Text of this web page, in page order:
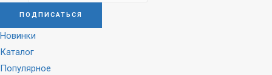
Новинки
Каталог
Популярное